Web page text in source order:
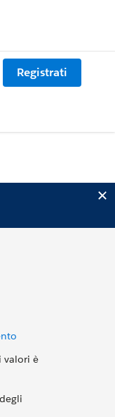
Registrati
valori è